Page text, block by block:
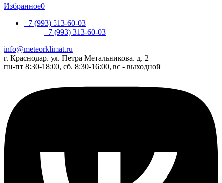
Избранное0
+7 (993) 313-60-03
+7 (993) 313-60-03
info@meteorklimat.ru
г. Краснодар, ул. Петра Метальникова, д. 2
пн-пт 8:30-18:00, сб. 8:30-16:00, вс - выходной